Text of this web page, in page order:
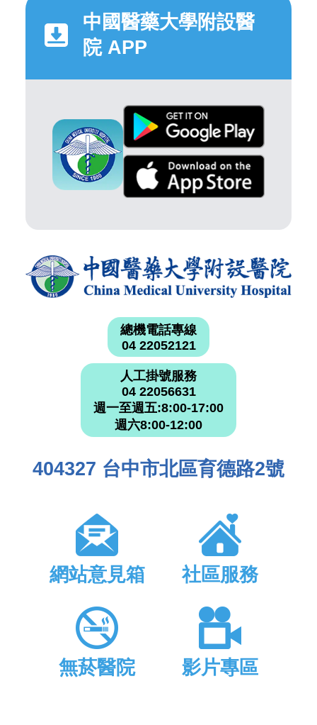
中國醫藥大學附設醫
院 APP
總機電話專線
04 22052121
人工掛號服務
04 22056631
週一至週五:8:00-17:00
週六8:00-12:00
404327 台中市北區育德路2號
網站意見箱 社區服務
無菸醫院 影片專區